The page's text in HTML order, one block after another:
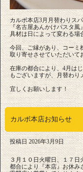
カルボ本店3月月替わりス
『名古屋あんかけパスタ風
具材は日によって変わる場
今回、ご縁があり、コーミ
取り寄せさせていただいて
在庫の都合により、4月は
もございますが、月替わり
宜しくお願いします！
カルボ本店お知らせ
投稿日 2026年3月9日
３月１０日火曜日、１７日
都合により『本店』お休み